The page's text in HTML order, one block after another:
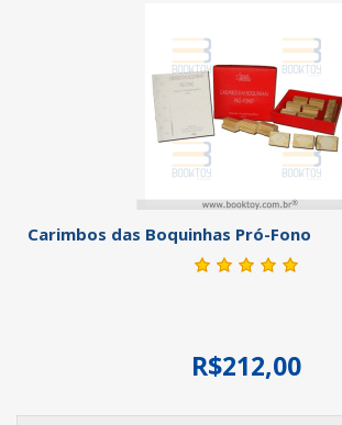
Carimbos das Boquinhas Pró-Fono
R$212,00